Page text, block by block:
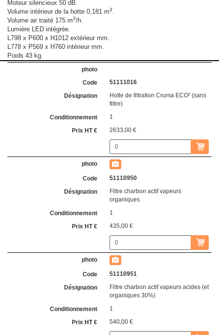
Moteur silencieux 50 dB.
Volume intérieur de la hotte 0,181 m3
Volume air traité 175 m3/h.
Lumière LED intégrée.
L798 x P600 x H1012 extérieur mm.
L778 x P569 x H760 intérieur mm.
Poids 43 kg.
51111016
Hotte de filtration Cruma ECO² (sans
filtre)
1
2633,00 €
51110950
Filtre charbon actif vapeurs
organiques
1
435,00 €
51110951
Filtre charbon actif vapeurs acides (et
organiques 30%)
1
540,00 €